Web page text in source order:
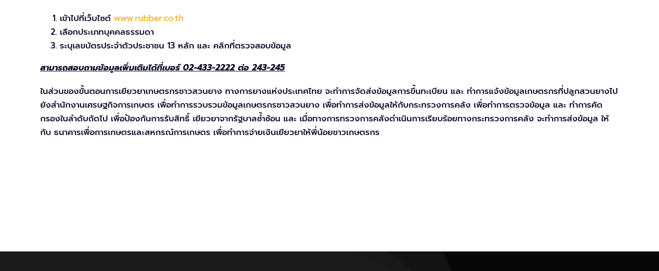
เข้าไปที่เว็บไซต์ www.rubber.co.th
เลือกประเภทบุคคลธรรมดา
ระบุเลขบัตรประจำตัวประชาชน 13 หลัก และ คลิกที่ตรวจสอบข้อมูล
สามารถสอบถามข้อมูลเพิ่มเติมได้ที่เบอร์ 02-433-2222 ต่อ 243-245
ในส่วนของขั้นตอนการเยียวยาเกษตรกรชาวสวนยาง ทางการยางแห่งประเทศไทย จะทำการจัดส่งข้อมูลการขึ้นทะเบียน และ ทำการแจ้งข้อมูลเกษตรกรที่ปลูกสวนยางไป
ยังสำนักงานเศรษฐกิจการเกษตร เพื่อทำการรวบรวมข้อมูลเกษตรกรชาวสวนยาง เพื่อทำการส่งข้อมูลให้กับกระทรวงการคลัง เพื่อทำการตรวจข้อมูล และ ทำการคัด
กรองในลำดับถัดไป เพื่อป้องกันการรับสิทธิ์ เยียวยาจากรัฐบาลซ้ำซ้อน และ เมื่อทางการทรวงการคลังดำเนินการเรียบร้อยทางกระทรวงการคลัง จะทำการส่งข้อมูล ให้
กับ ธนาคารเพื่อการเกษตรและสหกรณ์การเกษตร เพื่อทำการจ่ายเงินเยียวยาให้พี่น้อยชาวเกษตรกร